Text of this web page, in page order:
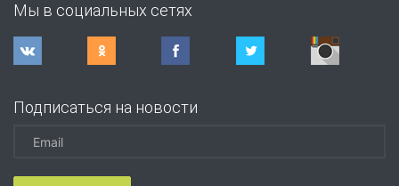
Мы в социальных сетях
Подписаться на новости